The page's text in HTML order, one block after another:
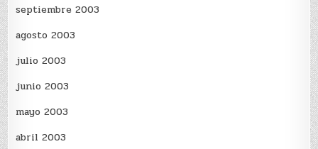
septiembre 2003
agosto 2003
julio 2003
junio 2003
mayo 2003
abril 2003